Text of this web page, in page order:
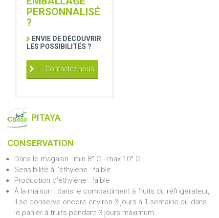
PERSONNALISÉ
?
ENVIE DE DÉCOUVRIR
LES POSSIBILITÉS ?
Contactez nous
PITAYA
CONSERVATION
Dans le magasin : min 8° C - max 10° C
Sensibilité à l'éthylène : faible
Production d'éthylène : faible
À la maison : dans le compartiment à fruits du réfrigérateur,
il se conserve encore environ 3 jours à 1 semaine ou dans
le panier à fruits pendant 3 jours maximum .